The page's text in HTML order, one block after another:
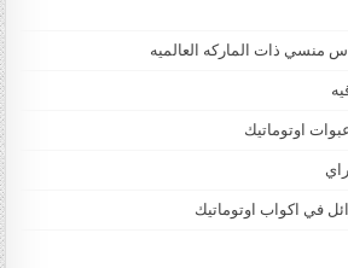
منسي ذات الماركه العالميه
اوتوماتيك
في اكواب اوتوماتيك